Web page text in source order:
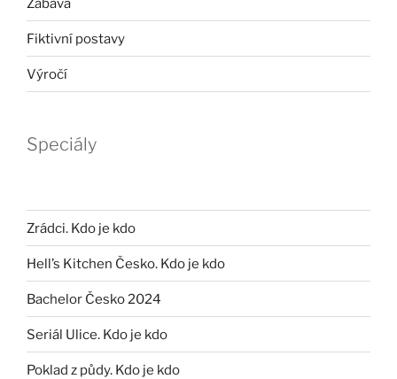
Zábava
Fiktivní postavy
Výročí
Speciály
Zrádci. Kdo je kdo
Hell’s Kitchen Česko. Kdo je kdo
Bachelor Česko 2024
Seriál Ulice. Kdo je kdo
Poklad z půdy. Kdo je kdo